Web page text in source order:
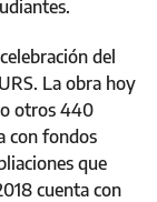
del
La obra hoy
otros 440
con fondos
que
cuenta con